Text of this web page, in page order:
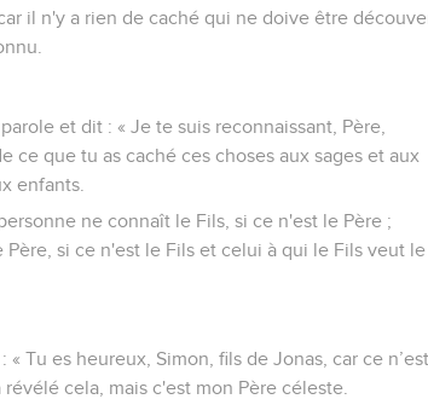
il n'y a rien de caché qui ne doive être
et dit : « Je te suis reconnaissant, Père,
ce que tu as caché ces choses aux sages et aux
enfants.
ne connaît le Fils, si ce n'est le Père ;
si ce n'est le Fils et celui à qui le Fils veut le
Tu es heureux, Simon, fils de Jonas, car ce n’est
cela, mais c'est mon Père céleste.